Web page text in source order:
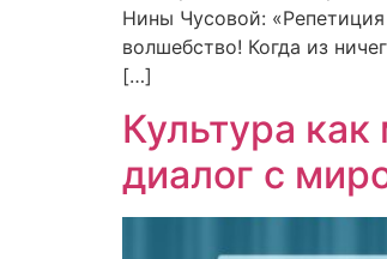
Нины Чусовой:
волшебство! Когда из
[…]
Культура
диалог с